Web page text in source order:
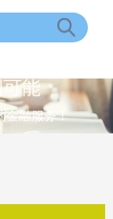
能
金融服务！